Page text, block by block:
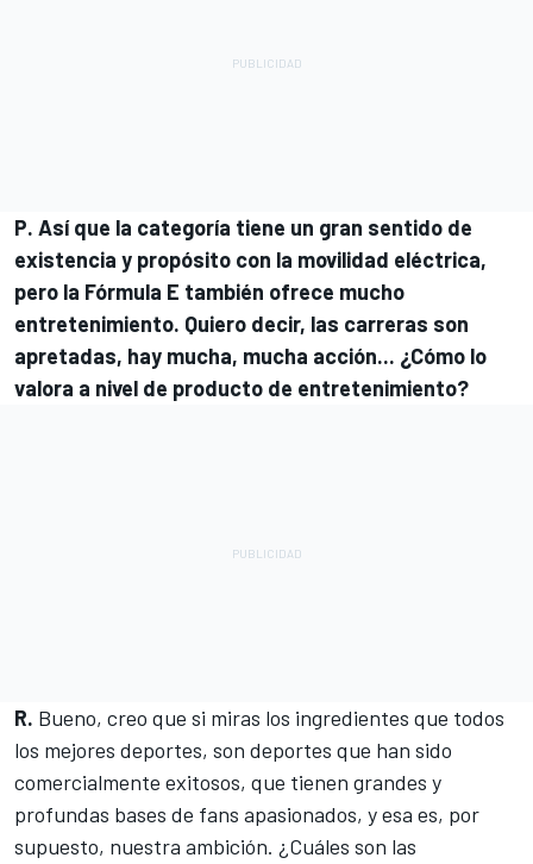
P. Así que la categoría tiene un gran sentido de
existencia y propósito con la movilidad eléctrica,
pero la Fórmula E también ofrece mucho
entretenimiento. Quiero decir, las carreras son
apretadas, hay mucha, mucha acción... ¿Cómo lo
valora a nivel de producto de entretenimiento?
R. Bueno, creo que si miras los ingredientes que todos
los mejores deportes, son deportes que han sido
comercialmente exitosos, que tienen grandes y
profundas bases de fans apasionados, y esa es, por
supuesto, nuestra ambición. ¿Cuáles son las